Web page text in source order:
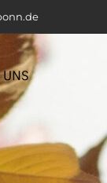
UNS